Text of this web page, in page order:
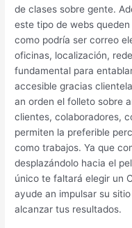
de clases sobre gente.
este tipo de webs
como podría ser correo
oficinas, localización,
fundamental para
accesible gracias
an orden el folleto sobre
clientes, colaboradores,
permiten la preferible
como trabajos. Ya que
desplazándolo hacia el
único te faltará elegir un
ayude an impulsar su
alcanzar tus resultados.